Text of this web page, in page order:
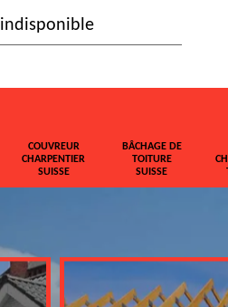
indisponible
COUVREUR
CHARPENTIER
SUISSE
BÂCHAGE DE
TOITURE
SUISSE